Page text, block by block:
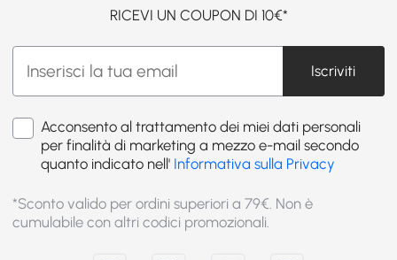
RICEVI UN COUPON DI 10€*
Iscriviti
Acconsento al trattamento dei miei dati personali
per finalità di marketing a mezzo e-mail secondo
quanto indicato nell' Informativa sulla Privacy
*Sconto valido per ordini superiori a 79€. Non è
cumulabile con altri codici promozionali.